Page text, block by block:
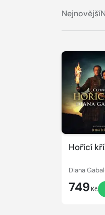
Nejnovější
Hořící
Diana
749 Kč
Přehrát
ukázku